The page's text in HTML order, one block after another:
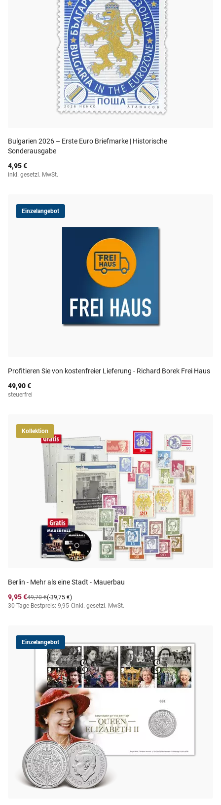
Bulgarien 2026 – Erste Euro Briefmarke | Historische
Sonderausgabe
4,95 €
inkl. gesetzl. MwSt.
Einzelangebot
Profitieren Sie von kostenfreier Lieferung - Richard Borek Frei Haus
49,90 €
steuerfrei
Kollektion
Berlin - Mehr als eine Stadt - Mauerbau
9,95 €
(-39,75 €)
49,70 €
30-Tage-Bestpreis: 9,95 €inkl. gesetzl. MwSt.
Einzelangebot